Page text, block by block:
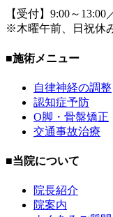
【受付】9:00～13:00
※木曜午前、日祝休
■施術メニュー
自律神経の調整
認知症予防
O脚・骨盤矯正
交通事故治療
■当院について
院長紹介
院案内